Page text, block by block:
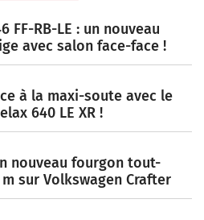
FF-RB-LE : un nouveau
avec salon face-face !
à la maxi-soute avec le
640 LE XR !
nouveau fourgon tout-
sur Volkswagen Crafter